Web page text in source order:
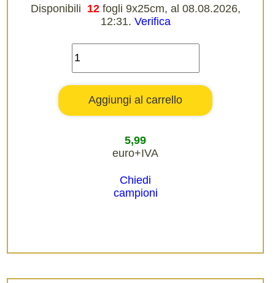
Disponibili 12 fogli 9x25cm, al 08.08.2026,
12:31. Verifica
5,99
euro+IVA
Chiedi
campioni